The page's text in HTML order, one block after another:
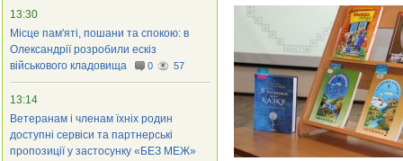
13:30
Місце пам'яті, пошани та спокою: в
Олександрії розробили ескіз
військового кладовища
0 57
13:14
Ветеранам і членам їхніх родин
доступні сервіси та партнерські
пропозиції у застосунку «БЕЗ МЕЖ»